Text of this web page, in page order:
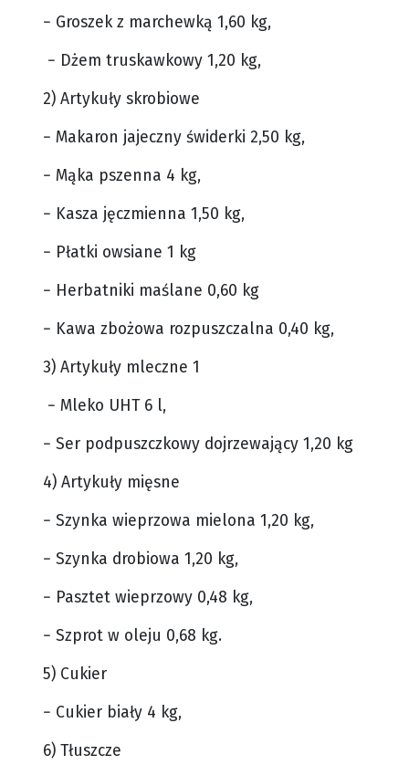
− Groszek z marchewką 1,60 kg,
− Dżem truskawkowy 1,20 kg,
2) Artykuły skrobiowe
− Makaron jajeczny świderki 2,50 kg,
− Mąka pszenna 4 kg,
− Kasza jęczmienna 1,50 kg,
− Płatki owsiane 1 kg
− Herbatniki maślane 0,60 kg
− Kawa zbożowa rozpuszczalna 0,40 kg,
3) Artykuły mleczne 1
− Mleko UHT 6 l,
− Ser podpuszczkowy dojrzewający 1,20 kg
4) Artykuły mięsne
− Szynka wieprzowa mielona 1,20 kg,
− Szynka drobiowa 1,20 kg,
− Pasztet wieprzowy 0,48 kg,
− Szprot w oleju 0,68 kg.
5) Cukier
− Cukier biały 4 kg,
6) Tłuszcze